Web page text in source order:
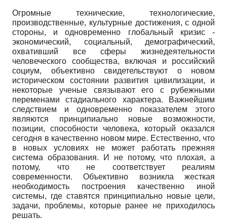
Огромные технические, технологические,
производственные, культурные достижения, с одной
стороны, и одновременно глобальный кризис -
экономический, социальный, демографический,
охвативший все сферы жизнедеятельности
человеческого сообщества, включая и российский
социум, объективно свидетельствуют о новом
историческом состоянии развития цивилизации, и
некоторые ученые связывают его с рубежными
переменами стадиального характера. Важнейшим
следствием и одновременно показателем этого
являются принципиально новые возможности,
позиции, способности человека, который оказался
сегодня в качественно новом мире. Естественно, что
в новых условиях не может работать прежняя
система образования. И не потому, что плохая, а
потому, что не соответствует реалиям
современности. Объективно возникла жесткая
необходимость построения качественно иной
системы, где ставятся принципиально новые цели,
задачи, проблемы, которые ранее не приходилось
решать.